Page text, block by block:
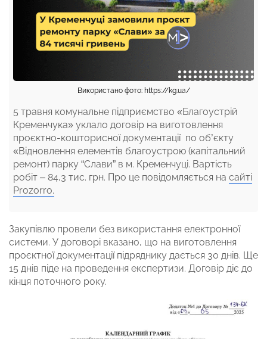
Використано фото: https://kg.ua/
5 травня комунальне підприємство «Благоустрій
Кременчука» уклало договір на виготовлення
проєктно-кошторисної документації по об’єкту
«Відновлення елементів благоустрою (капітальний
ремонт) парку “Слави” в м. Кременчуці. Вартість
робіт – 84,3 тис. грн. Про це повідомляється на сайті
Prozorro.
Закупівлю провели без використання електронної
системи. У договорі вказано, що на виготовлення
проєктної документації підряднику дається 30 днів. Ще
15 днів піде на проведення експертизи. Договір діє до
кінця поточного року.